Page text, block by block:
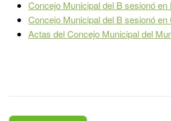
Concejo Municipal del B sesionó en
Concejo Municipal del B sesionó en
Actas del Concejo Municipal del